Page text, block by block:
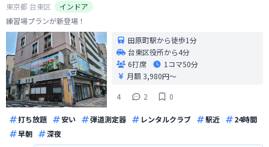
東京都 台東区
インドア
練習場プランが新登場！
田原町駅から徒歩1分
台東区役所から4分
6打席
1コマ50分
月額 3,980円〜
4
2 0
打ち放題 安い 弾道測定器 レンタルクラブ 駅近
24時間
早朝
深夜